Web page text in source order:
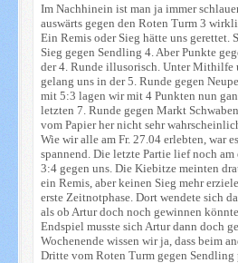
Im Nachhinein ist man ja immer
auswärts gegen den Roten Turm 3
Ein Remis oder Sieg hätte uns gerettet.
Sieg gegen Sendling 4. Aber Punkte
der 4. Runde illusorisch. Unter Mithilfe
gelang uns in der 5. Runde gegen
mit 5:3 lagen wir mit 4 Punkten nun
letzten 7. Runde gegen Markt
vom Papier her nicht sehr
Wie wir alle am Fr. 27.04 erlebten, war
spannend. Die letzte Partie lief noch
3:4 gegen uns. Die Kiebitze meinten
ein Remis, aber keinen Sieg mehr
erste Zeitnotphase. Dort wendete sich
als ob Artur doch noch gewinnen
Endspiel musste sich Artur dann doch
Wochenende wissen wir ja, dass beim
Dritte vom Roten Turm gegen Sendling